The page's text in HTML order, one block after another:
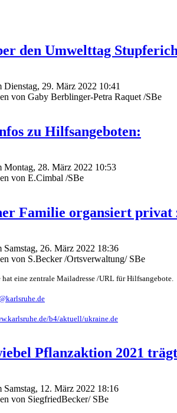
den Umwelttag
Dienstag, 29. März 2022 10:41
von Gaby Berblinger-Petra Raquet /SBe
zu Hilfsangeboten:
Montag, 28. März 2022 10:53
von E.Cimbal /SBe
Familie organsiert privat
Samstag, 26. März 2022 18:36
von S.Becker /Ortsverwaltung/ SBe
eine zentrale Mailadresse /URL für Hilfsangebote.
b4/aktuell/ukraine.de
Pflanzaktion 2021
Samstag, 12. März 2022 18:16
von SiegfriedBecker/ SBe